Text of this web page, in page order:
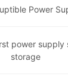
Power
power supply
storage